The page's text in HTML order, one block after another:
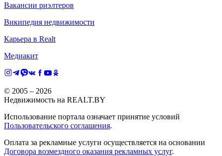
Вакансии риэлтеров
Википедия недвижимости
Карьера в Realt
Медиакит
© 2005 – 2026
Недвижимость на REALT.BY
Использование портала означает принятие условий
Пользовательского соглашения.
Оплата за рекламные услуги осуществляется на основании
Договора возмездного оказания рекламных услуг.